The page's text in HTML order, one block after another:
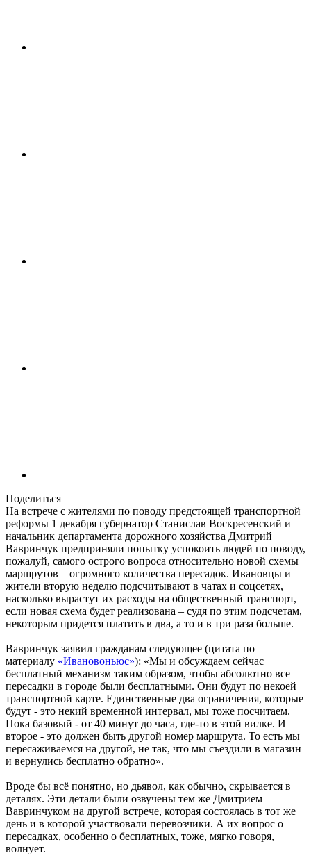
Поделиться
На встрече с жителями по поводу предстоящей транспортной
реформы 1 декабря губернатор Станислав Воскресенский и
начальник департамента дорожного хозяйства Дмитрий
Вавринчук предприняли попытку успокоить людей по поводу,
пожалуй, самого острого вопроса относительно новой схемы
маршрутов – огромного количества пересадок. Ивановцы и
жители вторую неделю подсчитывают в чатах и соцсетях,
насколько вырастут их расходы на общественный транспорт,
если новая схема будет реализована – судя по этим подсчетам,
некоторым придется платить в два, а то и в три раза больше.
Вавринчук заявил гражданам следующее (цитата по
материалу «Ивановоньюс»): «Мы и обсуждаем сейчас
бесплатный механизм таким образом, чтобы абсолютно все
пересадки в городе были бесплатными. Они будут по некоей
транспортной карте. Единственные два ограничения, которые
будут - это некий временной интервал, мы тоже посчитаем.
Пока базовый - от 40 минут до часа, где-то в этой вилке. И
второе - это должен быть другой номер маршрута. То есть мы
пересаживаемся на другой, не так, что мы съездили в магазин
и вернулись бесплатно обратно».
Вроде бы всё понятно, но дьявол, как обычно, скрывается в
деталях. Эти детали были озвучены тем же Дмитрием
Вавринчуком на другой встрече, которая состоялась в тот же
день и в которой участвовали перевозчики. А их вопрос о
пересадках, особенно о бесплатных, тоже, мягко говоря,
волнует.